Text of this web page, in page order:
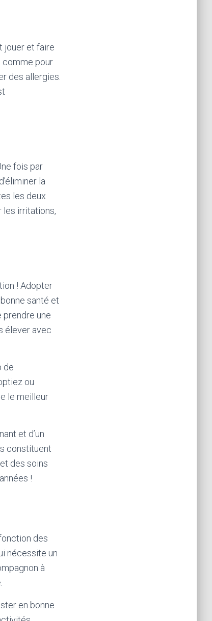
jouer et faire
comme pour
des allergies.
fois par
la
les deux
les irritations,
! Adopter
santé et
prendre une
élever avec
de
ou
le meilleur
et d’un
constituent
des soins
!
des
nécessite un
à
en bonne